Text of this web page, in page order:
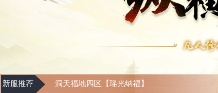
新服推荐 洞天福地四区【瑶光纳福】